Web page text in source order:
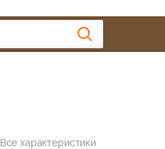
Все характеристики